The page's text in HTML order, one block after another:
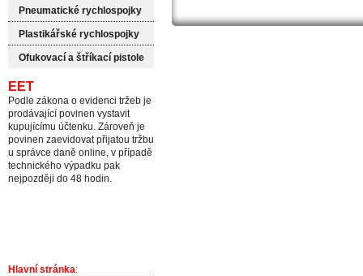
Pneumatické rychlospojky
Plastikářské rychlospojky
Ofukovací a štříkací pistole
EET
Podle zákona o evidenci tržeb je
prodávající povinen vystavit
kupujícímu účtenku. Zároveň je
povinen zaevidovat přijatou tržbu
u správce daně online, v případě
technického výpadku pak
nejpozději do 48 hodin.
Hlavní stránka: